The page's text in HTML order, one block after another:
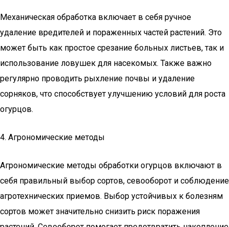
Механическая обработка включает в себя ручное
удаление вредителей и пораженных частей растений. Это
может быть как простое срезание больных листьев, так и
использование ловушек для насекомых. Также важно
регулярно проводить рыхление почвы и удаление
сорняков, что способствует улучшению условий для роста
огурцов.
4. Агрономические методы
Агрономические методы обработки огурцов включают в
себя правильный выбор сортов, севооборот и соблюдение
агротехнических приемов. Выбор устойчивых к болезням
сортов может значительно снизить риск поражения